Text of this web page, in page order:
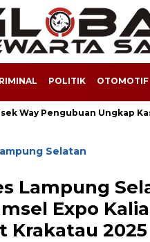
POLITIK OTOMOTIF
Way Pengubuan Ungkap
Selatan
Lampung
Expo
Krakatau 2025